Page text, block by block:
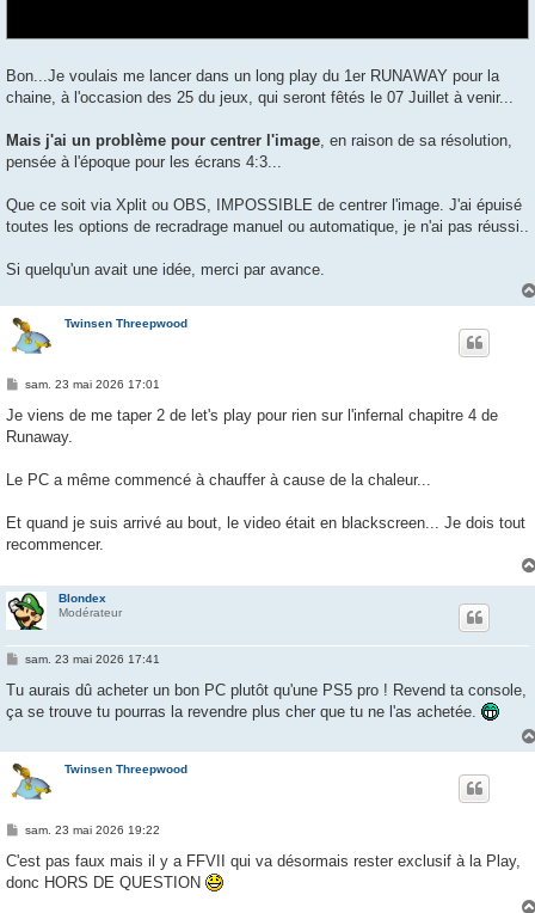
Bon...Je voulais me lancer dans un long play du 1er RUNAWAY pour la
chaine, à l'occasion des 25 du jeux, qui seront fêtés le 07 Juillet à venir...
Mais j'ai un problème pour centrer l'image, en raison de sa résolution,
pensée à l'époque pour les écrans 4:3...
Que ce soit via Xplit ou OBS, IMPOSSIBLE de centrer l'image. J'ai épuisé
toutes les options de recradrage manuel ou automatique, je n'ai pas réussi..
Si quelqu'un avait une idée, merci par avance.
Twinsen Threepwood
M
s
a
sam. 23 mai 2026 17:01
Je viens de me taper 2 de let's play pour rien sur l'infernal chapitre 4 de
Runaway.
Le PC a même commencé à chauffer à cause de la chaleur...
Et quand je suis arrivé au bout, le video était en blackscreen... Je dois tout
recommencer.
Blondex
Modérateur
M
s
a
sam. 23 mai 2026 17:41
Tu aurais dû acheter un bon PC plutôt qu'une PS5 pro ! Revend ta console,
ça se trouve tu pourras la revendre plus cher que tu ne l'as achetée.
Twinsen Threepwood
M
s
a
sam. 23 mai 2026 19:22
C'est pas faux mais il y a FFVII qui va désormais rester exclusif à la Play,
donc HORS DE QUESTION